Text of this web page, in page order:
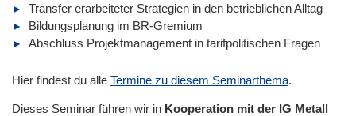
Transfer erarbeiteter Strategien in den betrieblichen Alltag
Bildungsplanung im BR-Gremium
Abschluss Projektmanagement in tarifpolitischen Fragen
Hier findest du alle Termine zu diesem Seminarthema.
Dieses Seminar führen wir in Kooperation mit der IG Metall